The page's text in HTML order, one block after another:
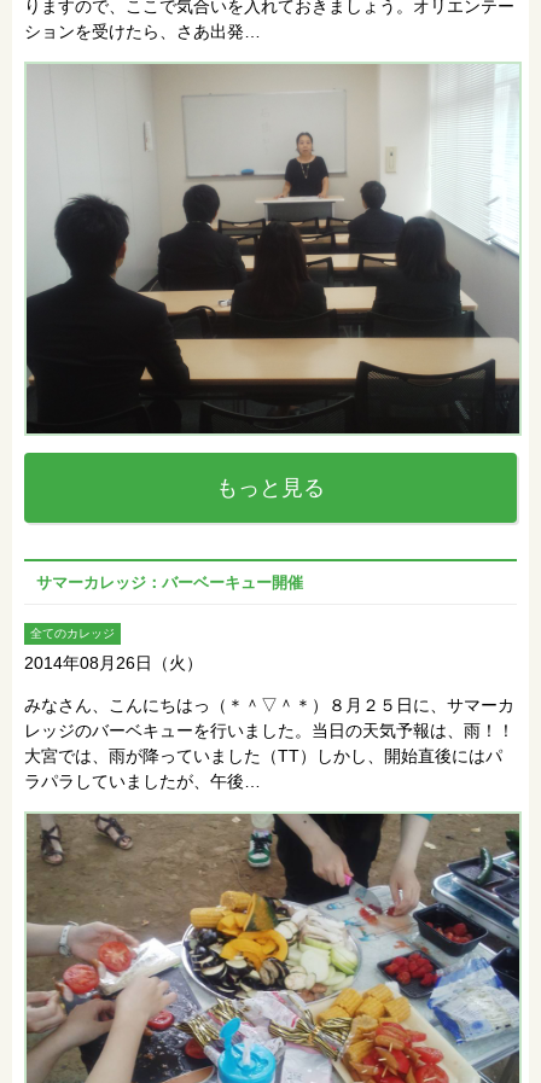
りますので、ここで気合いを入れておきましょう。オリエンテー
ションを受けたら、さあ出発…
もっと見る
サマーカレッジ：バーベーキュー開催
全てのカレッジ
2014年08月26日（火）
みなさん、こんにちはっ（＊＾▽＾＊）８月２５日に、サマーカ
レッジのバーベキューを行いました。当日の天気予報は、雨！！
大宮では、雨が降っていました（TT）しかし、開始直後にはパ
ラパラしていましたが、午後…